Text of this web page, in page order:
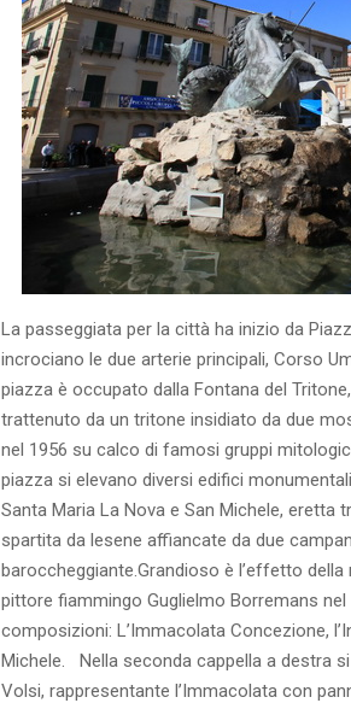
La passeggiata per la città ha inizio da
incrociano le due arterie principali, Corso
piazza è occupato dalla Fontana del
trattenuto da un tritone insidiato da due
nel 1956 su calco di famosi gruppi
piazza si elevano diversi edifici
Santa Maria La Nova e San Michele, eretta
spartita da lesene affiancate da due
baroccheggiante.Grandioso è l’effetto
pittore fiammingo Guglielmo Borremans
composizioni: L’Immacolata Concezione,
Michele. Nella seconda cappella a destra
Volsi, rappresentante l’Immacolata con